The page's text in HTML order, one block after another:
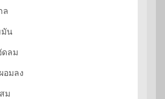
ล
น
ดลม
อมลง
ม